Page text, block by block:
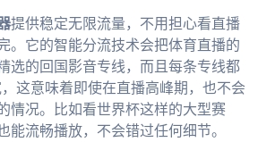
提供稳定无限流量，不用担心看直播
。它的智能分流技术会把体育直播的
选的回国影音专线，而且每条专线都
这意味着即使在直播高峰期，也不会
情况。比如看世界杯这样的大型赛
能流畅播放，不会错过任何细节。